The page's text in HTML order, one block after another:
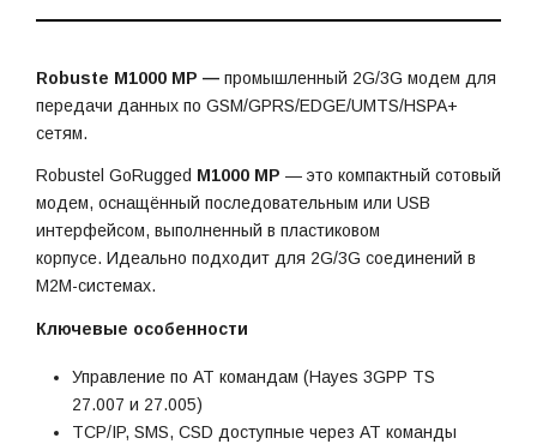
Robuste M1000 MP — промышленный 2G/3G модем для
передачи данных по GSM/GPRS/EDGE/UMTS/HSPA+
сетям.
Robustel GoRugged M1000 MP — это компактный сотовый
модем, оснащённый последовательным или USB
интерфейсом, выполненный в пластиковом
корпусе. Идеально подходит для 2G/3G соединений в
M2M-системах.
Ключевые особенности
Управление по AT командам (Hayes 3GPP TS
27.007 и 27.005)
TCP/IP, SMS, CSD доступные через AT команды